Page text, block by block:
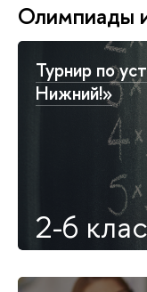
Олимпиады
Турнир по
Нижний!»
2-6